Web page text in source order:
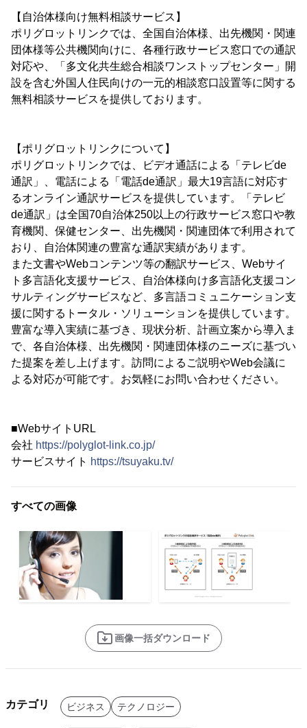
【自治体様向け無料相談サービス】
ポリグロットリンクでは、全国自治体様、出先機関・関連
団体様等公共機関向けに、各種行政サービス窓口での通訳
対応や、「多文化共生総合相談ワンストップセンター」開
設を含む外国人住民向けの一元的相談窓口設置等に関する
無料相談サービスを提供しております。
【ポリグロットリンクについて】
ポリグロットリンクでは、ビデオ通話による「テレビde
通訳」、電話による「電話de通訳」最大19言語に対応す
るオンライン通訳サービスを提供しています。「テレビ
de通訳」は全国70自治体250以上の行政サービス窓口や教
育機関、保健センター、出先機関・関連団体で利用されて
おり、自治体関連の豊富な通訳実績があります。
また文書やWebコンテンツ等の翻訳サービス、Webサイ
ト多言語化支援サービス、自治体様向け多言語化支援コン
サルティングサービスなど、多言語コミュニケーション支
援に関するトータル・ソリューションを提供しています。
豊富な導入実績に基づき、現状分析、計画立案から導入ま
で、各自治体様、出先機関・関連団体様のニーズに基づい
た提案を差し上げます。訪問によるご説明やWeb会議に
よる対応が可能です。お気軽にお問い合わせください。
■WebサイトURL
会社 https://polyglot-link.co.jp/
サービスサイト https://tsuyaku.tv/
すべての画像
画像一括ダウンロード
カテゴリ ビジネス テクノロジー